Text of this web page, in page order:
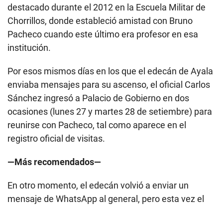
destacado durante el 2012 en la Escuela Militar de
Chorrillos, donde estableció amistad con Bruno
Pacheco cuando este último era profesor en esa
institución.
Por esos mismos días en los que el edecán de Ayala
enviaba mensajes para su ascenso, el oficial Carlos
Sánchez ingresó a Palacio de Gobierno en dos
ocasiones (lunes 27 y martes 28 de setiembre) para
reunirse con Pacheco, tal como aparece en el
registro oficial de visitas.
—Más recomendados—
En otro momento, el edecán volvió a enviar un
mensaje de WhatsApp al general, pero esta vez el